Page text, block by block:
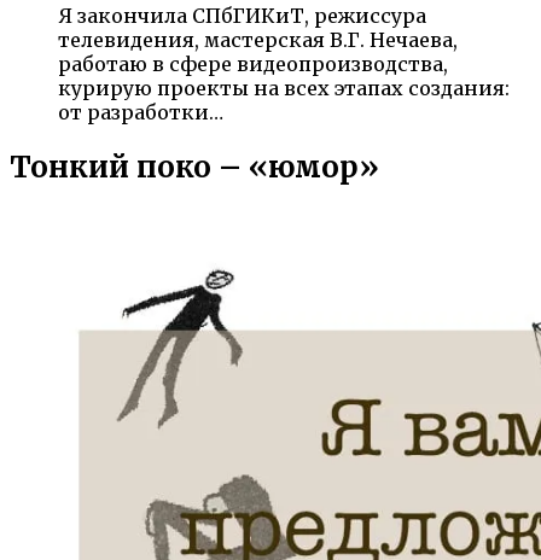
Я закончила СПбГИКиТ, режиссура
телевидения, мастерская В.Г. Нечаева,
работаю в сфере видеопроизводства,
курирую проекты на всех этапах создания:
от разработки…
Тонкий поко – «юмор»